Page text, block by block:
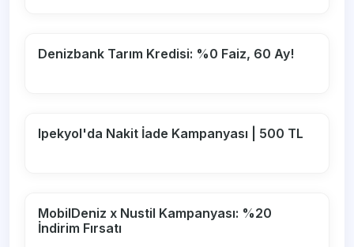
Denizbank Tarım Kredisi: %0 Faiz, 60 Ay!
Ipekyol'da Nakit İade Kampanyası | 500 TL
MobilDeniz x Nustil Kampanyası: %20
İndirim Fırsatı